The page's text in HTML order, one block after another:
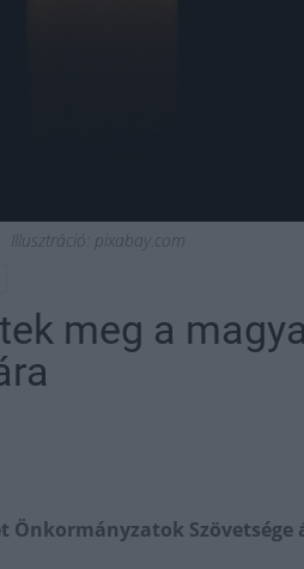
Illusztráció: pixabay.com
meg a
Önkormányzatok